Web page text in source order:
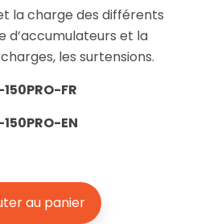
la charge des différents
d’accumulateurs et la
les surtensions.
FR
EN
au panier